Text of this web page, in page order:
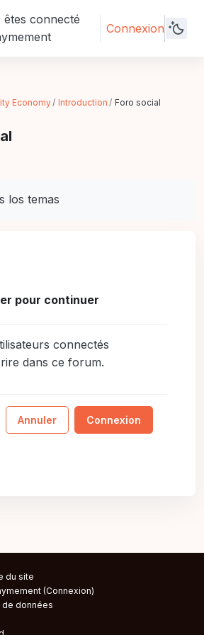
êtes connecté
Connexion
Economy Introduction Foro social
los temas
pour continuer
connectés
dans ce forum.
Annuler Connexion
du site
(Connexion)
de données